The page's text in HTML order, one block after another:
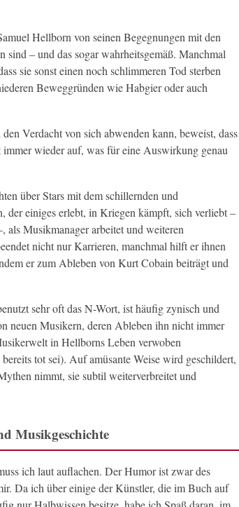
Hellborn von seinen Begegnungen mit den
– und das sogar wahrheitsgemäß. Manchmal
sie sonst einen noch schlimmeren Tod sterben
Beweggründen wie Habgier oder auch
Verdacht von sich abwenden kann, beweist, dass
wieder auf, was für eine Auswirkung genau
über Stars mit dem schillernden und
der einiges erlebt, in Kriegen kämpft, sich verliebt –
Musikmanager arbeitet und weiteren
nicht nur Karrieren, manchmal hilft er ihnen
er zum Ableben von Kurt Cobain beiträgt und
sehr oft das N-Wort, ist häufig zynisch und
neuen Musikern, deren Ableben ihn nicht immer
in Hellborns Leben verwoben
tot sei). Auf amüsante Weise wird geschildert,
nimmt, sie subtil weiterverbreitet und
Musikgeschichte
ich laut auflachen. Der Humor ist zwar des
Da ich über einige der Künstler, die im Buch auf